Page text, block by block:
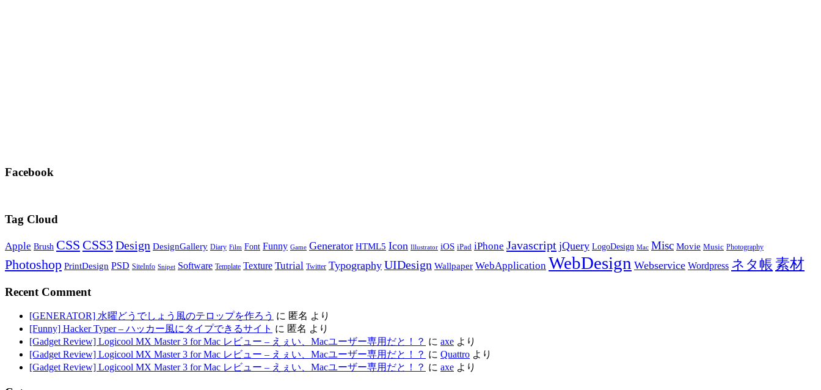
Facebook
Tag Cloud
Apple Brush CSS CSS3 Design DesignGallery Diary Film Font Funny Game Generator HTML5 Icon Illustrator iOS iPad iPhone Javascript jQuery LogoDesign Mac Misc Movie Music Photography
Photoshop PrintDesign PSD SiteInfo Snipet Software Template Texture Tutrial Twitter Typography UIDesign Wallpaper WebApplication WebDesign Webservice Wordpress ネタ帳 素材
Recent Comment
[GENERATOR] 水曜どうでしょう風のテロップを作ろう に 匿名 より
[Funny] Hacker Typer – ハッカー風にタイプできるサイト に 匿名 より
[Gadget Review] Logicool MX Master 3 for Mac レビュー – えぇい、Macユーザー専用だと！？ に axe より
[Gadget Review] Logicool MX Master 3 for Mac レビュー – えぇい、Macユーザー専用だと！？ に Quattro より
[Gadget Review] Logicool MX Master 3 for Mac レビュー – えぇい、Macユーザー専用だと！？ に axe より